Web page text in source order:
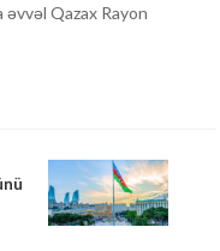
Qazax Rayon